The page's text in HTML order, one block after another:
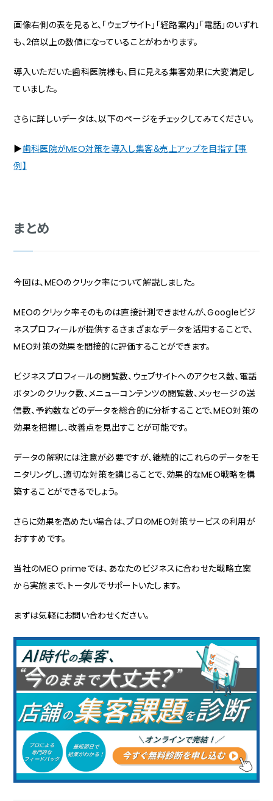
画像右側の表を見ると、「ウェブサイト」「経路案内」「電話」のいずれ
も、2倍以上の数値になっていることがわかります。
導入いただいた歯科医院様も、目に見える集客効果に大変満足し
ていました。
さらに詳しいデータは、以下のページをチェックしてみてください。
▶歯科医院がMEO対策を導入し集客＆売上アップを目指す【事
例】
まとめ
今回は、MEOのクリック率について解説しました。
MEOのクリック率そのものは直接計測できませんが、Googleビジ
ネスプロフィールが提供するさまざまなデータを活用することで、
MEO対策の効果を間接的に評価することができます。
ビジネスプロフィールの閲覧数、ウェブサイトへのアクセス数、電話
ボタンのクリック数、メニューコンテンツの閲覧数、メッセージの送
信数、予約数などのデータを総合的に分析することで、MEO対策の
効果を把握し、改善点を見出すことが可能です。
データの解釈には注意が必要ですが、継続的にこれらのデータをモ
ニタリングし、適切な対策を講じることで、効果的なMEO戦略を構
築することができるでしょう。
さらに効果を高めたい場合は、プロのMEO対策サービスの利用が
おすすめです。
当社のMEO primeでは、あなたのビジネスに合わせた戦略立案
から実施まで、トータルでサポートいたします。
まずは気軽にお問い合わせください。